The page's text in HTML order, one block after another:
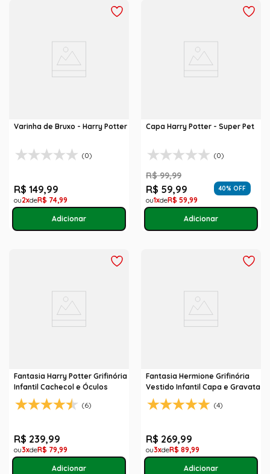
Varinha de Bruxo - Harry Potter
(0)
R$ 149,99
2 R$ 74,99
Capa Harry Potter - Super Pet
(0)
R$ 99,99
R$ 59,99 40% OFF
1 R$ 59,99
Fantasia Harry Potter Grifinória
Infantil Cachecol e Óculos
(6)
R$ 239,99
3 R$ 79,99
Fantasia Hermione Grifinória
Vestido Infantil Capa e Gravata
(4)
R$ 269,99
3 R$ 89,99